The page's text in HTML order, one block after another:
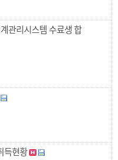
관리시스템 수료생 합
득현황